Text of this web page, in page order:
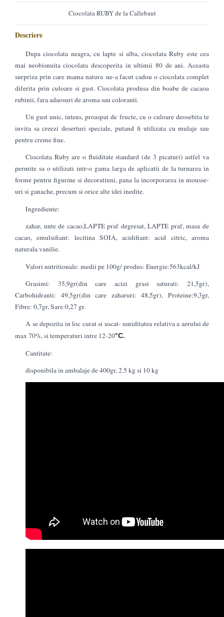
Ciocolata RUBY de la Callebaut
Descriere
Dupa ciocolata neagra, cu lapte si alba, ciocolata Ruby este cea
mai neobisnuita ciocolata descoperita in ultimii 80 de ani. Aceasta
surpriza prin care mama natura ne-a facut cadou o ciocolata complet
diferita prin culoare si gust. Ciocolata produsa din boabe de cacaoa
rubinii, fara adaosuri de aroma sau coloranti.
Un gust unic, intens, proaspat de fructe, cu o culoare deosebita te
invita sa creezi deserturi speciale, putand fi utilizata cu mulaje sau
pentru creme fine.
Ciocolata Ruby are o fluiditate standard (de 3 picaturi) astfel va
permite sa o utilizati intr-o gama larga de aplicatii de la turnarea in
forme pentru figurine si decoratiuni, pana la incorporarea in mousse-
uri si ganache, precum si orice alte idei inedite.
Ingrediente:
zahar, unte de cacao,LAPTE praf degresat, LAPTE praf, masa de
cacao, emulsifiant: lecitina SOIA, acidifiant: acid citric, aroma
naturala vanilie.
Valori nutritionale: medii pe 100g/ produs: Energie:563kcal/kJ
Grasimi: 35,9gr(din care acizi grasi saturati: 21,5gr),
Carbohidranti: 49,5gr(din care zaharuri: 48,5gr), Proteine:9,3gr,
Fibre: 0,7gr, Sare:0,27 gr.
A se depozita in loc curat si uscat- umiditatea relativa a aerului de
max 70%, si temperaturi intre 12-20°C.
Cantitate:
disponibila in ambalaje de 400gr, 2.5 kg si 10 kg